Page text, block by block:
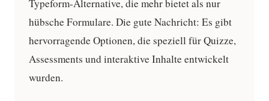
Typeform-Alternative, die mehr bietet als nur
hübsche Formulare. Die gute Nachricht: Es gibt
hervorragende Optionen, die speziell für Quizze,
Assessments und interaktive Inhalte entwickelt
wurden.